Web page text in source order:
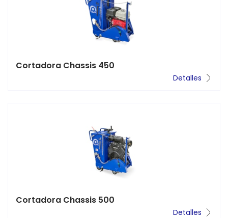
Cortadora Chassis 450
Detalles
Cortadora Chassis 500
Detalles